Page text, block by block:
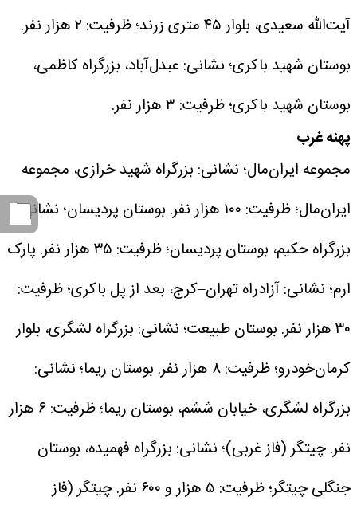
آیت‌الله سعیدی، بلوار ۴۵ متری زرند؛ ظرفیت: ۲ هزار نفر.
بوستان شهید باکری؛ نشانی: عبدل‌آباد، بزرگراه کاظمی،
بوستان شهید باکری؛ ظرفیت: ۳ هزار نفر.
پهنه غرب
مجموعه ایران‌مال؛ نشانی: بزرگراه شهید خرازی، مجموعه
ایران‌مال؛ ظرفیت: ۱۰۰ هزار نفر.
بوستان پردیسان؛ نشانی:
بزرگراه حکیم، بوستان پردیسان؛ ظرفیت: ۳۵ هزار نفر.
پارک
ارم؛ نشانی: آزادراه تهران–کرج، بعد از پل باکری؛ ظرفیت:
۳۰ هزار نفر.
بوستان طبیعت؛ نشانی: بزرگراه لشگری، بلوار
کرمان‌خودرو؛ ظرفیت: ۸ هزار نفر.
بوستان ریما؛ نشانی:
بزرگراه لشگری، خیابان ششم، بوستان ریما؛ ظرفیت: ۶ هزار
نفر.چیتگر (فاز غربی)؛ نشانی: بزرگراه فهمیده، بوستان
جنگلی چیتگر؛ ظرفیت: ۵ هزار و ۶۰۰ نفر.
چیتگر (فاز